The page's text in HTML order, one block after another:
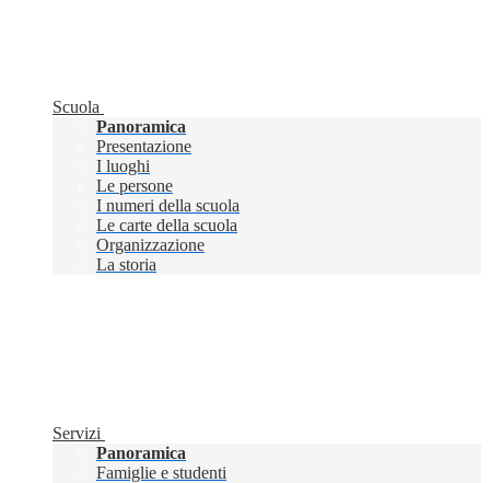
Scuola
Panoramica
Presentazione
I luoghi
Le persone
I numeri della scuola
Le carte della scuola
Organizzazione
La storia
Servizi
Panoramica
Famiglie e studenti